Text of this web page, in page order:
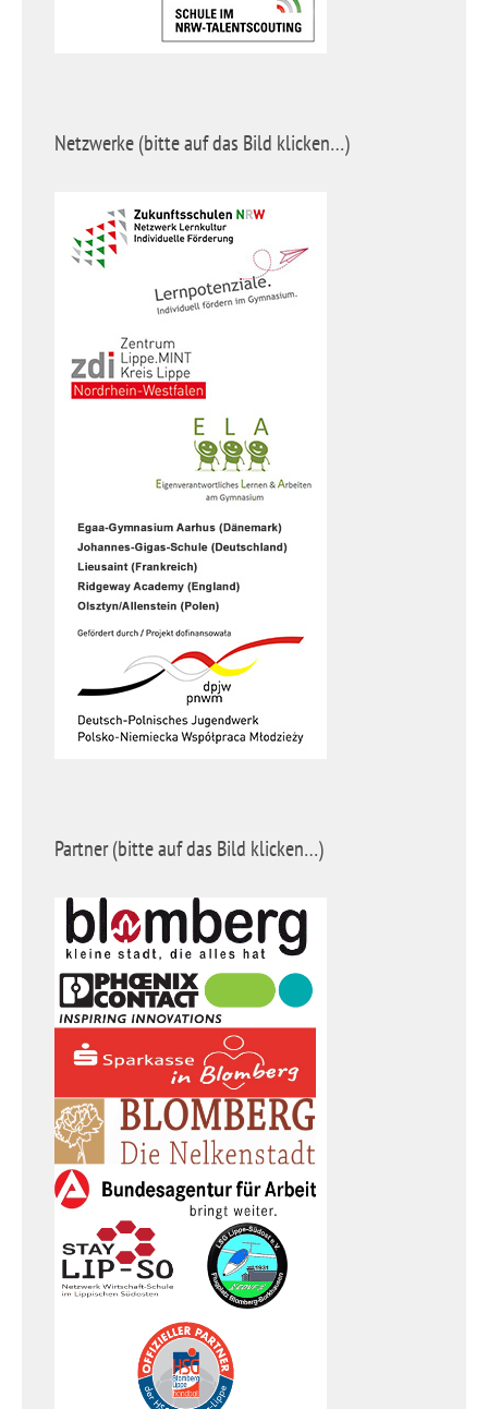
Netzwerke (bitte auf das Bild klicken…)
Partner (bitte auf das Bild klicken…)